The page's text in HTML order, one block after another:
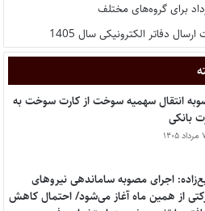
برای گروه‌های مختلف
دفاتر الکترونیکی سال 1405
انتقال سهمیه سوخت از کارت سوخت به
بانکی
۱۴۰۵
اجرای مصوبه ساماندهی نیروهای
از همین ماه آغاز می‌شود/ احتمال کاهش